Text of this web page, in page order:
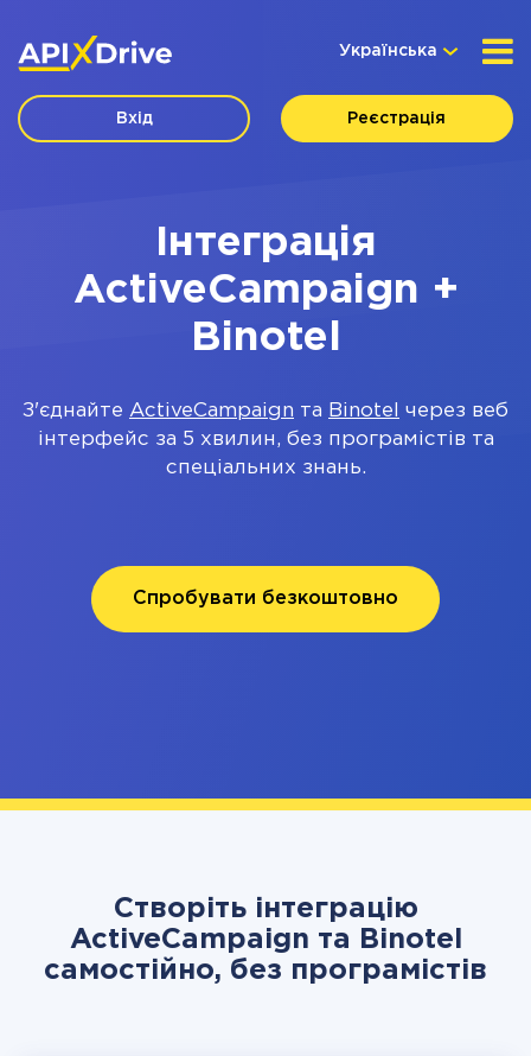
Українська
Вхід Реєстрація
Інтеграція
ActiveCampaign +
Binotel
З'єднайте ActiveCampaign та Binotel
через веб
інтерфейс за 5 хвилин, без програмістів та
спеціальних знань.
Спробувати безкоштовно
Створіть інтеграцію
ActiveCampaign та Binotel
самостійно, без програмістів